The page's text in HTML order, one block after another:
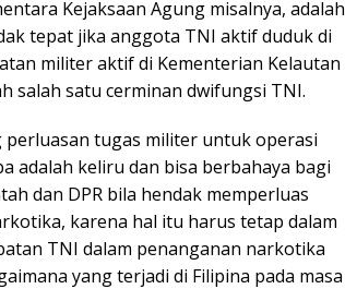
Kejaksaan Agung misalnya, adalah
tepat jika anggota TNI aktif duduk di
militer aktif di Kementerian Kelautan
salah satu cerminan dwifungsi TNI.
tugas militer untuk operasi
adalah keliru dan bisa berbahaya bagi
dan DPR bila hendak memperluas
karena hal itu harus tetap dalam
TNI dalam penanganan narkotika
yang terjadi di Filipina pada masa